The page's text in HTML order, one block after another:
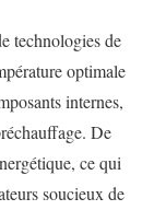
technologies de
optimale
internes,
De
ce qui
soucieux de